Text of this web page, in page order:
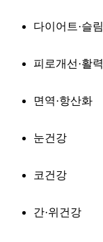
다이어트·슬림
피로개선·활력
면역·항산화
눈건강
코건강
간·위건강